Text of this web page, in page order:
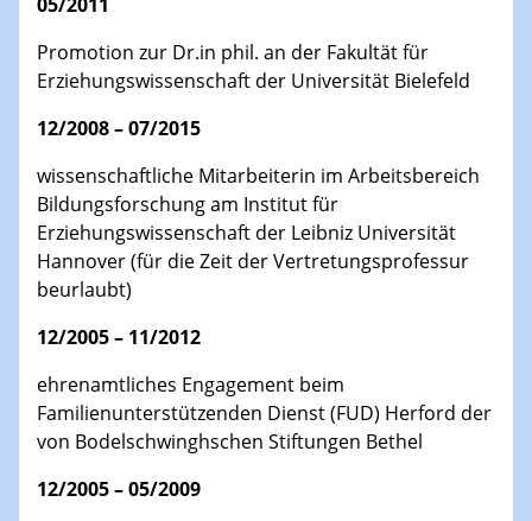
Promotion zur Dr.in phil. an der Fakultät für
Erziehungswissenschaft der Universität Bielefeld
12/2008 – 07/2015
wissenschaftliche Mitarbeiterin im Arbeitsbereich
Bildungsforschung am Institut für
Erziehungswissenschaft der Leibniz Universität
Hannover (für die Zeit der Vertretungsprofessur
beurlaubt)
12/2005 – 11/2012
ehrenamtliches Engagement beim
Familienunterstützenden Dienst (FUD) Herford der
von Bodelschwinghschen Stiftungen Bethel
12/2005 – 05/2009